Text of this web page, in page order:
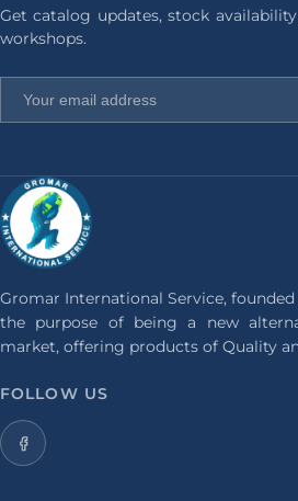
Get catalog updates, stock
workshops.
Gromar International Service,
the purpose of being a new
market, offering products of Quality
FOLLOW US